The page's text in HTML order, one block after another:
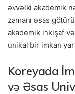
əvvəlki akademik
zamanı əsas
akademik inkişaf
unikal bir imkan
Koreyada
və Əsas